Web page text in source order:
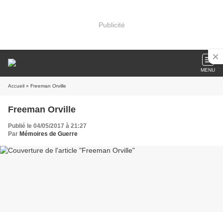
Publicité
MENU
Accueil » Freeman Orville
Freeman Orville
Publié le 04/05/2017 à 21:27
Par Mémoires de Guerre